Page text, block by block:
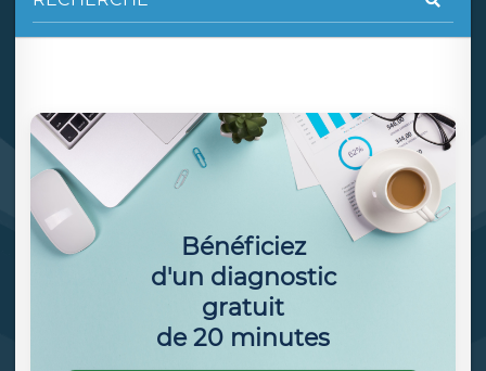
Bénéficiez
d'un diagnostic
gratuit
de 20 minutes